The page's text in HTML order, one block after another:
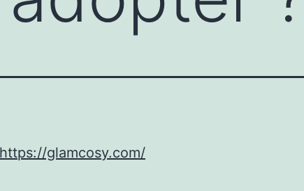
https://glamcosy.com/